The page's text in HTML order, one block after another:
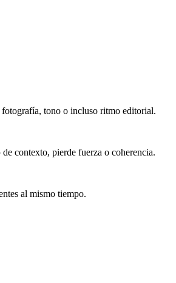
tono o incluso ritmo editorial.
contexto, pierde fuerza o coherencia.
al mismo tiempo.